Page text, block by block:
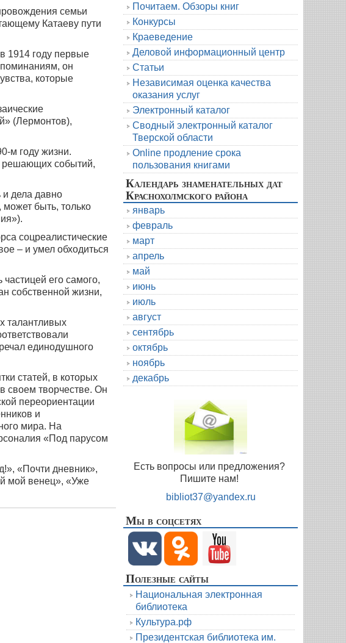
семьи
Катаеву пути
1914 году первые
он
которые
(Лермонтов),
м году жизни.
решающих событий,
и дела давно
быть, только
соцреалистические
– и умел обходиться
его самого,
собственной жизни,
талантливых
единодушного
статей, в которых
своем творчестве. Он
переориентации
и
мира. На
«Под парусом
«Почти дневник»,
мой венец», «Уже
Почитаем. Обзоры книг
Конкурсы
Краеведение
Деловой информационный центр
Статьи
Независимая оценка качества
оказания услуг
Электронный каталог
Сводный электронный каталог
Тверской области
Online продление срока
пользования книгами
Календарь знаменательных дат
Краснохолмского района
январь
февраль
март
апрель
май
июнь
июль
август
сентябрь
октябрь
ноябрь
декабрь
Есть вопросы или предложения?
Пишите нам!
bibliot37@yandex.ru
Мы в соцсетях
Полезные сайты
Национальная электронная
библиотека
Культура.рф
Президентская библиотека им.